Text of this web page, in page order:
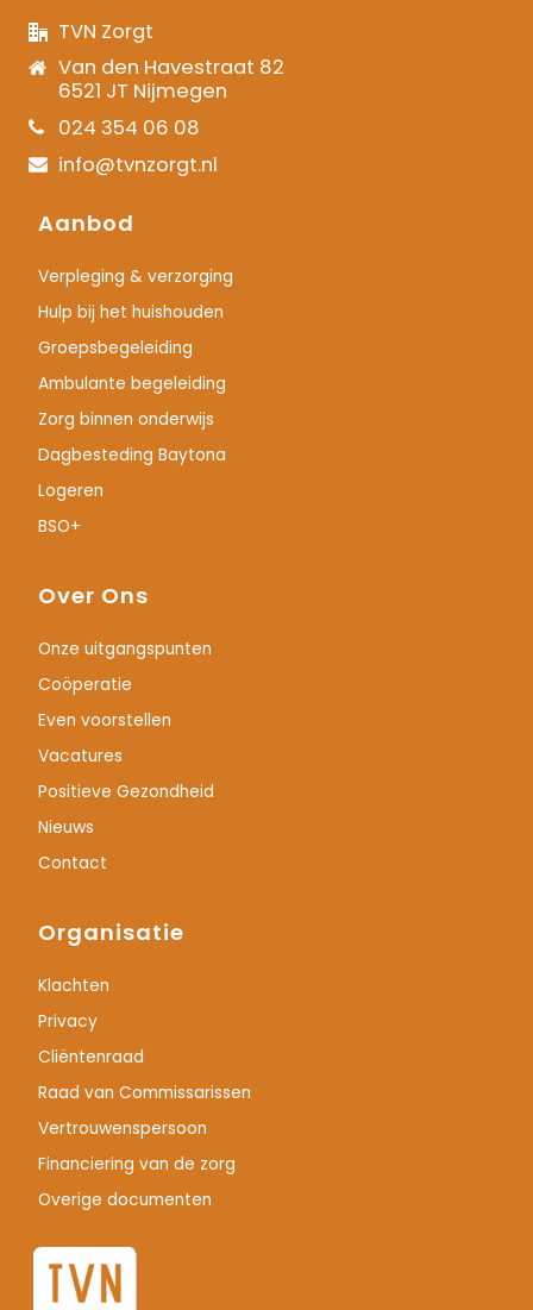
TVN Zorgt
Van den Havestraat 82
6521 JT Nijmegen
024 354 06 08
info@tvnzorgt.nl
Aanbod
Verpleging & verzorging
Hulp bij het huishouden
Groepsbegeleiding
Ambulante begeleiding
Zorg binnen onderwijs
Dagbesteding Baytona
Logeren
BSO+
Over Ons
Onze uitgangspunten
Coöperatie
Even voorstellen
Vacatures
Positieve Gezondheid
Nieuws
Contact
Organisatie
Klachten
Privacy
Cliëntenraad
Raad van Commissarissen
Vertrouwenspersoon
Financiering van de zorg
Overige documenten